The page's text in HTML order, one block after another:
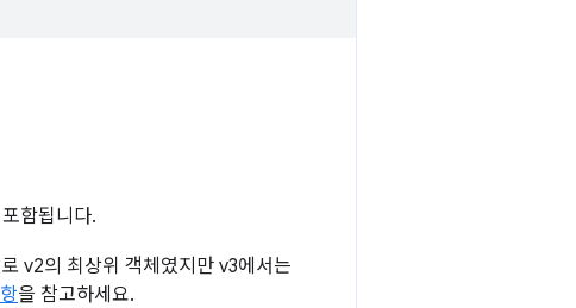
함됩니다.
v2의 최상위 객체였지만 v3에서는
을 참고하세요.